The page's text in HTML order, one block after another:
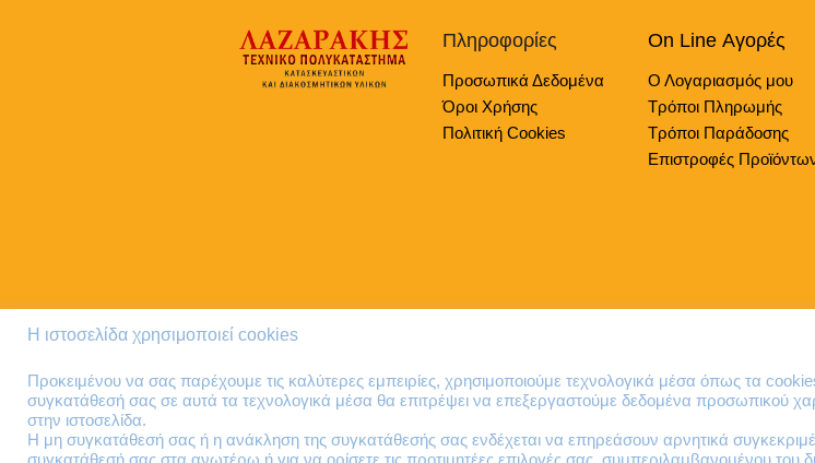
Πληροφορίες
Προσωπικά Δεδομένα
Όροι Χρήσης
Πολιτική Cookies
On Line Αγορές
Ο Λογαριασμός μου
Τρόποι Πληρωμής
Τρόποι Παράδοσης
Επιστροφές
Η ιστοσελίδα χρησιμοποιεί cookies
Προκειμένου να σας παρέχουμε τις καλύτερες εμπειρίες, χρησιμοποιούμε τεχνολογικά μέσα όπως τα
συγκατάθεσή σας σε αυτά τα τεχνολογικά μέσα θα επιτρέψει να επεξεργαστούμε δεδομένα προσωπικού
στην ιστοσελίδα.
Η μη συγκατάθεσή σας ή η ανάκληση της συγκατάθεσής σας ενδέχεται να επηρεάσουν αρνητικά